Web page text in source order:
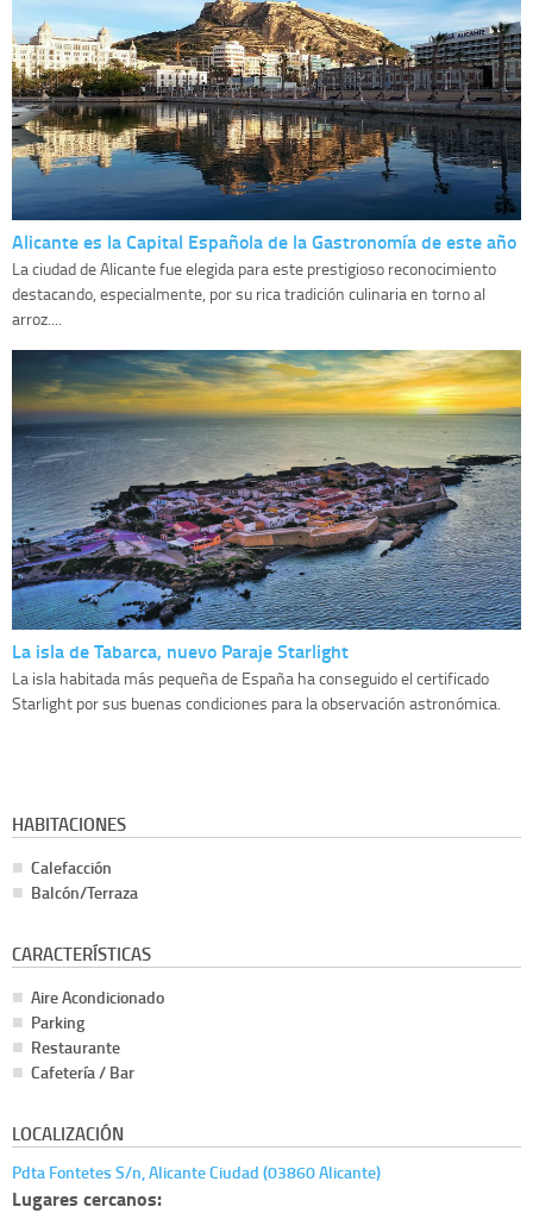
Alicante es la Capital Española de la Gastronomía de este año
La ciudad de Alicante fue elegida para este prestigioso reconocimiento
destacando, especialmente, por su rica tradición culinaria en torno al
arroz....
La isla de Tabarca, nuevo Paraje Starlight
La isla habitada más pequeña de España ha conseguido el certificado
Starlight por sus buenas condiciones para la observación astronómica.
HABITACIONES
Calefacción
Balcón/Terraza
CARACTERÍSTICAS
Aire Acondicionado
Parking
Restaurante
Cafetería / Bar
LOCALIZACIÓN
Pdta Fontetes S/n, Alicante Ciudad (03860 Alicante)
Lugares cercanos: